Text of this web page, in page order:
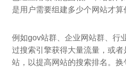
是用户需要组建多少个网站才算
例如gov站群、企业网站群、行
过搜索引擎获得大量流量，或者
站，以提高网站的搜索排名。